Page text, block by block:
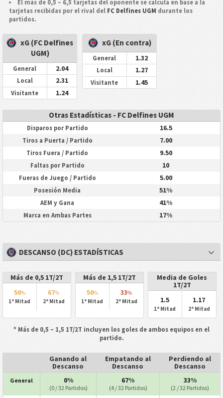
El más de 0,5 – 6,5 tarjetas del oponente se calcula en base a la
tarjetas recibidas por el rival del FC Delfines UGM durante los
partidos.
xG (FC Delfines
UGM)
General 2.04
Local 2.31
Visitante 1.24
xG (En contra)
General 1.32
Local 1.27
Visitante 1.45
Otras Estadísticas - FC Delfines UGM
Disparos por Partido 16.5
Tiros a Puerta / Partido 7.00
Tiros Fuera / Partido 9.50
Faltas por Partido 10
Fueras de Juego / Partido 5.00
Posesión Media 51%
AEM y Gana 41%
Marca en Ambas Partes 17%
DESCANSO (DC) ESTADÍSTICAS
Más de 0,5 1T/2T
50%
1ª Mitad
67%
2ª Mitad
Más de 1,5 1T/2T
50%
1ª Mitad
33%
2ª Mitad
Media de Goles
1T/2T
1.5
1ª Mitad
1.17
2ª Mitad
* Más de 0,5 – 1,5 1T/2T incluyen los goles de ambos equipos en el
partido.
Ganando al
Descanso
Empatando al
Descanso
Perdiendo al
Descanso
General 0%
(0 / 32 Partidos)
67%
(4 / 32 Partidos)
33%
(2 / 32 Partidos)